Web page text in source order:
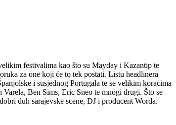
ikim festivalima kao što su Mayday i Kazantip te
za one koji će to tek postati. Listu headlinera
i susjednog Portugala te se velikim koracima
Ben Sims, Eric Sneo te mnogi drugi. Što se
duh sarajevske scene, DJ i producent Worda.